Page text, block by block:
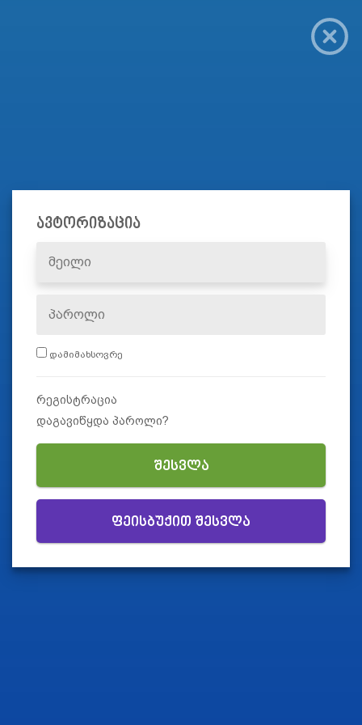
ავტორიზაცია
დამიმახსოვრე
რეგისტრაცია
დაგავიწყდა პაროლი?